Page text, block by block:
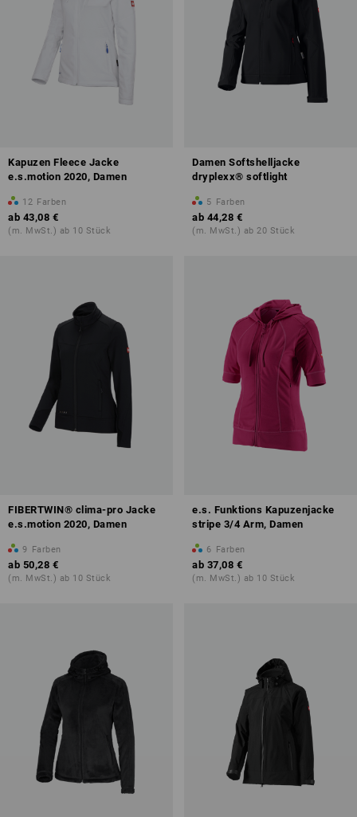
Kapuzen Fleece Jacke
e.s.motion 2020, Damen
12 Farben
ab 43,08 €
(m. MwSt.) ab 10 Stück
Damen Softshelljacke
dryplexx® softlight
5 Farben
ab 44,28 €
(m. MwSt.) ab 20 Stück
FIBERTWIN® clima-pro Jacke
e.s.motion 2020, Damen
9 Farben
ab 50,28 €
(m. MwSt.) ab 10 Stück
e.s. Funktions Kapuzenjacke
stripe 3/4 Arm, Damen
6 Farben
ab 37,08 €
(m. MwSt.) ab 10 Stück